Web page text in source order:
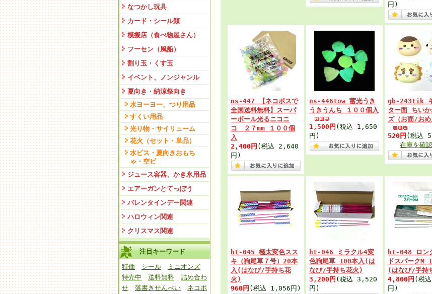
なつかし玩具
カード・シール類
模擬店（食べ物屋さん）
フーセン（風船）
割り玉・くす玉
イベント、ノンジャンル
夏向き・納涼祭向き
水ヨーヨー、つり用品
すくい用品
光り物・サイリューム
花火（セット・単品）
水ピス・夏向きおもち
ゃ・空ビ
ジュース容器、かき氷用品
エアーガンとてっぽう
バレンタインデー関連
ハロウィン関連
クリスマス関連
注目キーワード
特価
シール
ミニオンズ
特売中
送料無料
詰め合わ
せ
落書きせんべい
ネコポ
円)
ns-447 【ネコポスで
全国送料無料】スーパ
ーボール光るニコニ
コ ２７mm １００個
入
2,400円 (税込 2,640
円)
ns-446tow 蓄光うき
うきうんち １００個入
1,500円 (税込 1,650
円)
gb-243tik キ
ター面 ちいか
ズ（お面/お
520円 (税込
在庫を確
ht-045 極太変色スス
キ（狗尾草７号）20本
入(はなび/手持ち花
火)
960円 (税込 1,056円)
ht-046 ミラクル4変
色狗尾草 100本入(は
なび/手持ち花火)
3,200円 (税込 3,520
円)
ht-048 ロン
ドスパークM
(はなび/手持
4,800円 (税
円)